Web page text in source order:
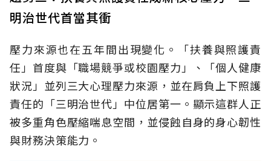
明治世代首當其衝
壓力來源也在五年間出現變化。「扶養與照護責
任」首度與「職場競爭或校園壓力」、「個人健康
狀況」並列三大心理壓力來源，並在肩負上下照護
責任的「三明治世代」中位居第一。顯示這群人正
被多重角色壓縮喘息空間，並侵蝕自身的身心韌性
與財務決策能力。